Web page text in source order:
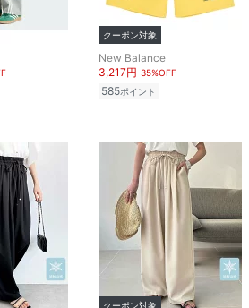
クーポン対象
New Balance
3,217円 35%OFF
585ポイント
クーポン対象